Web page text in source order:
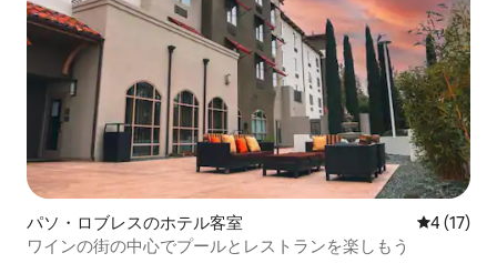
パソ・ロブレスのホテル客室 レビュー
4 (17)
ワインの街の中心でプールとレストランを楽しもう